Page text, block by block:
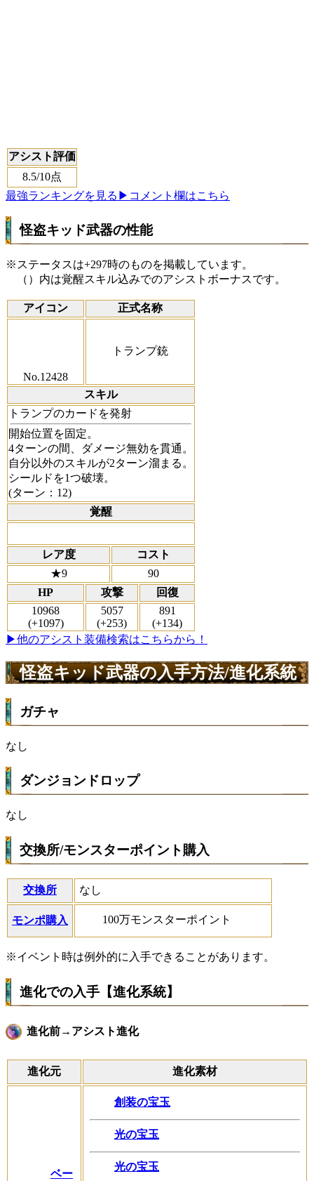
アシスト評価
8.5/10点
最強ランキングを見る ▶コメント欄はこちら
怪盗キッド武器の性能
※ステータスは+297時のものを掲載しています。
（）内は覚醒スキル込みでのアシストボーナスです。
アイコン 正式名称
No.12428
トランプ銃
スキル
トランプのカードを発射
開始位置を固定。
4ターンの間、ダメージ無効を貫通。
自分以外のスキルが2ターン溜まる。
シールドを1つ破壊。
(ターン：12)
覚醒
レア度
コスト
★9
90
HP
攻撃
回復
10968
(+1097)
5057
(+253)
891
(+134)
▶他のアシスト装備検索はこちらから！
怪盗キッド武器の入手方法/進化系統
ガチャ
なし
ダンジョンドロップ
なし
交換所/モンスターポイント購入
交換所 なし
モンポ購入 100万モンスターポイント
※イベント時は例外的に入手できることがあります。
進化での入手【進化系統】
進化前→アシスト進化
進化元 進化素材
ベー
創装の宝玉
光の宝玉
光の宝玉